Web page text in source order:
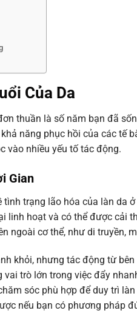
Của Da
thuần là số năm bạn đã
năng phục hồi của các tế
vào nhiều yếu tố tác động.
Gian
tình trạng lão hóa của làn da
linh hoạt và có thể được cải
ngoài cơ thể, như di truyền,
khỏi, nhưng tác động từ
trò lớn trong việc đẩy
sóc phù hợp để duy trì
nếu bạn có phương pháp